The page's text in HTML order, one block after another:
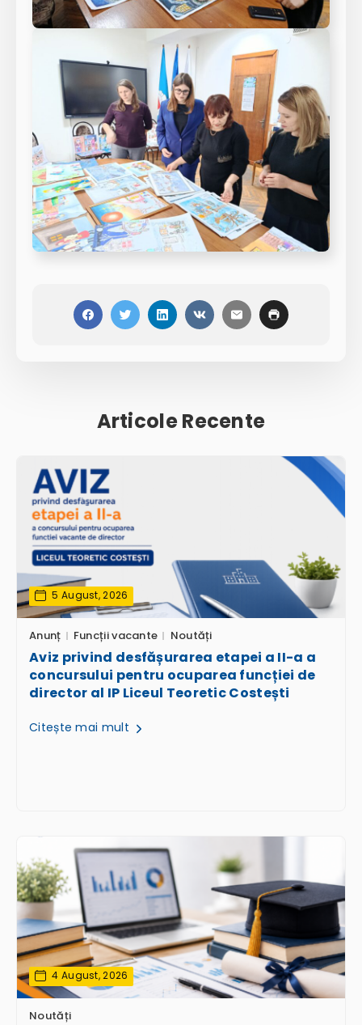
Articole Recente
5 August, 2026
Anunț Funcții vacante Noutăți
Aviz privind desfășurarea etapei a II-a a
concursului pentru ocuparea funcției de
director al IP Liceul Teoretic Costești
Citește mai mult
4 August, 2026
Noutăți